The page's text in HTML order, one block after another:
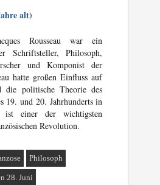
alt)
Rousseau war ein
Schriftsteller, Philosoph,
und Komponist der
hatte großen Einfluss auf
die politische Theorie des
19. und 20. Jahrhunderts in
einer der wichtigsten
Revolution.
Philosoph
28. Juni